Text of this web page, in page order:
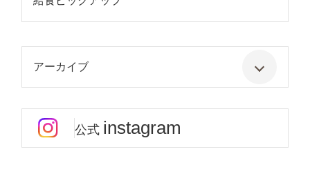
アーカイブ
公式 instagram